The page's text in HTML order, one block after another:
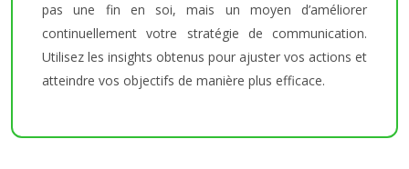
pas une fin en soi, mais un moyen d’améliorer
continuellement votre stratégie de communication.
Utilisez les insights obtenus pour ajuster vos actions et
atteindre vos objectifs de manière plus efficace.